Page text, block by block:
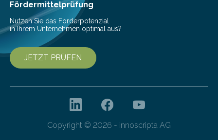
besser dämpft. Und das bei einer Gewichtseinsparung
von 20…
Fördermittelprüfung
Nutzen Sie das Förderpotenzial
in Ihrem Unternehmen optimal aus?
JETZT PRÜFEN
Copyright © 2026 - innoscripta AG